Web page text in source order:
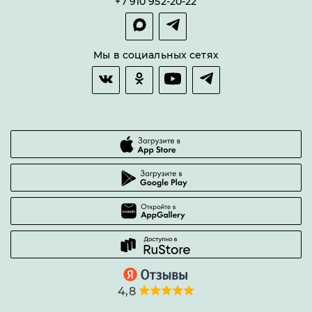
Гарантии качества
Часто задаваемые вопросы
Мы в социальных сетях
4,8